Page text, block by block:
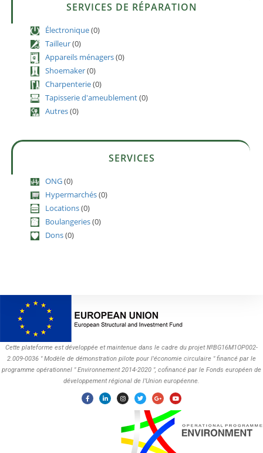
SERVICES DE RÉPARATION
Électronique(0)
Tailleur(0)
Appareils ménagers(0)
Shoemaker(0)
Charpenterie(0)
Tapisserie d'ameublement(0)
Autres(0)
SERVICES
ONG(0)
Hypermarchés(0)
Locations(0)
Boulangeries(0)
Dons(0)
Cette plateforme est développée et maintenue dans le cadre du projet №BG16M1OP002-
2.009-0036 " Modèle de démonstration pilote pour l'économie circulaire " financé par le
programme opérationnel " Environnement 2014-2020 ", cofinancé par le Fonds européen de
développement régional de l'Union européenne.